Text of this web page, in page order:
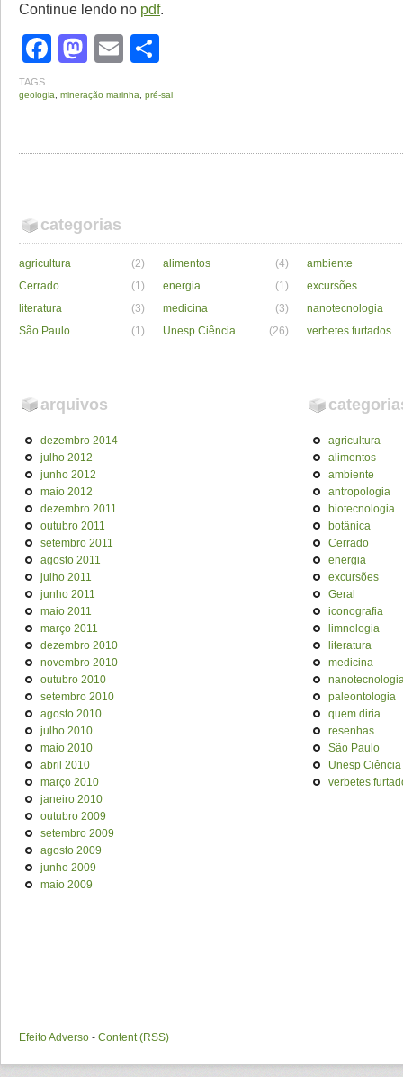
Continue lendo no pdf.
Facebook
Mastodon
Email
TAGS
geologia mineração marinha pré-sal
categorias
agricultura (2) alimentos (4)
ambiente
Cerrado
(1) energia (1)
excursões
literatura
(3) medicina (3)
nanotecnologia
São Paulo
(1) Unesp Ciência (26) verbetes furtados
arquivos
dezembro 2014
julho 2012
junho 2012
maio 2012
dezembro 2011
outubro 2011
setembro 2011
agosto 2011
julho 2011
junho 2011
maio 2011
março 2011
dezembro 2010
novembro 2010
outubro 2010
setembro 2010
agosto 2010
julho 2010
maio 2010
abril 2010
março 2010
janeiro 2010
outubro 2009
setembro 2009
agosto 2009
junho 2009
maio 2009
agricultura
alimentos
ambiente
antropologia
biotecnologia
botânica
Cerrado
energia
excursões
Geral
iconografia
limnologia
literatura
medicina
paleontologia
quem diria
resenhas
São Paulo
Unesp Ciência
verbetes
Efeito Adverso - Content (RSS)